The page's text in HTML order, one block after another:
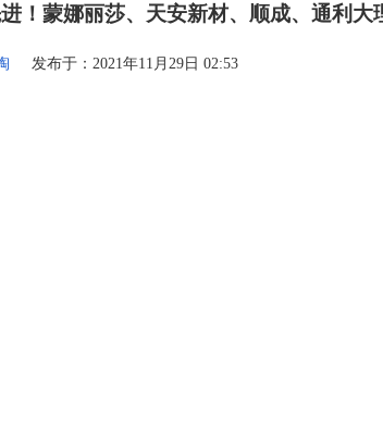
！蒙娜丽莎、天安新材、顺成、通利大
发布于：2021年11月29日 02:53